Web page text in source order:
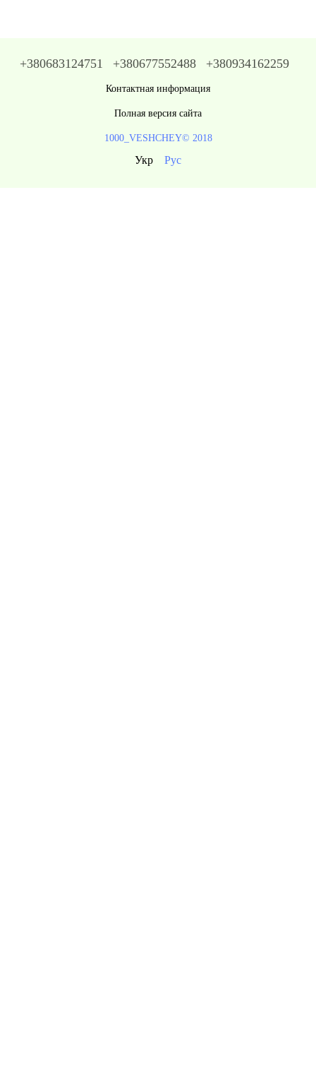
+380683124751 +380677552488 +380934162259
Контактная информация
Полная версия сайта
1000_VESHCHEY© 2018
Укр Рус